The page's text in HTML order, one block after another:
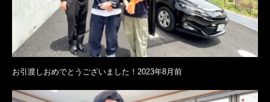
お引渡しおめでとうございました！2023年8月前